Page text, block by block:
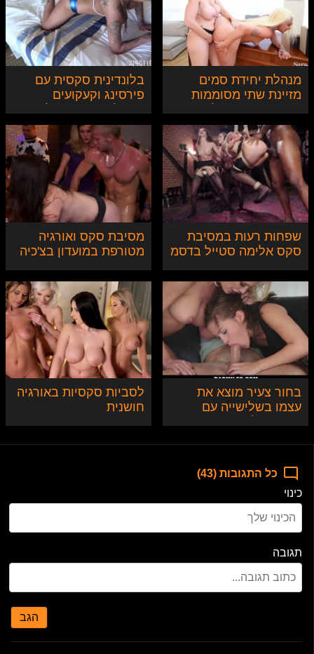
מנהלת יחידת סמים
מזיינת שתי מסוממות
ויקבלו ענישת דילדו ענק
בלונדינית סקסית עם
פירסינג וקעקועים
שאוור במלון
שפחות רעות במסיבת
סקס אלימה סטייל בדסמ
מסיבת סקס ואורגיה
מטורפת במועדון בצ'כיה
בחור צעיר מוצא את
עצמו בשלישייה עם
לסביות סקסיות באורגיה
חושנית
כל התגובות (43)
כינוי
תגובה
הגב